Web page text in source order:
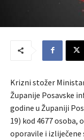
Krizni stožer
Županije Posavske
godine u Županiji
19) kod 4677 osoba,
oporavile i izliječene